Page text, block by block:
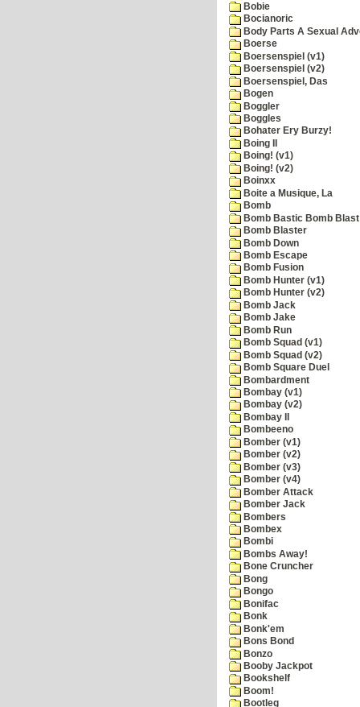
Bobie
Bocianoric
Body Parts A Sexual
Boerse
Boersenspiel (v1)
Boersenspiel (v2)
Boersenspiel, Das
Bogen
Boggler
Boggles
Bohater Ery Burzy!
Boing II
Boing! (v1)
Boing! (v2)
Boinxx
Boite a Musique, La
Bomb
Bomb Bastic Bomb
Bomb Blaster
Bomb Down
Bomb Escape
Bomb Fusion
Bomb Hunter (v1)
Bomb Hunter (v2)
Bomb Jack
Bomb Jake
Bomb Run
Bomb Squad (v1)
Bomb Squad (v2)
Bomb Square Duel
Bombardment
Bombay (v1)
Bombay (v2)
Bombay II
Bombeeno
Bomber (v1)
Bomber (v2)
Bomber (v3)
Bomber (v4)
Bomber Attack
Bomber Jack
Bombers
Bombex
Bombi
Bombs Away!
Bone Cruncher
Bong
Bongo
Bonifac
Bonk
Bonk'em
Bons Bond
Bonzo
Booby Jackpot
Bookshelf
Boom!
Bootleg